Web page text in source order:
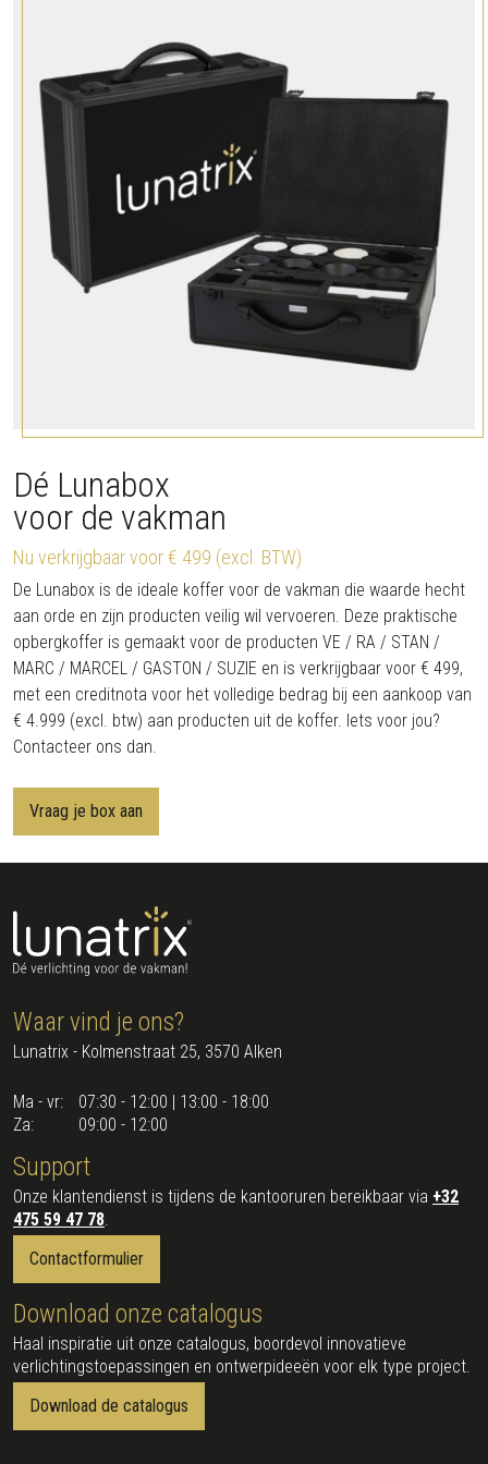
Dé Lunabox
voor de vakman
Nu verkrijgbaar voor € 499 (excl. BTW)
De Lunabox is de ideale koffer voor de vakman die waarde hecht
aan orde en zijn producten veilig wil vervoeren. Deze praktische
opbergkoffer is gemaakt voor de producten VE / RA / STAN /
MARC / MARCEL / GASTON / SUZIE en is verkrijgbaar voor € 499,
met een creditnota voor het volledige bedrag bij een aankoop van
€ 4.999 (excl. btw) aan producten uit de koffer. Iets voor jou?
Contacteer ons dan.
Vraag je box aan
Waar vind je ons?
Lunatrix - Kolmenstraat 25, 3570 Alken
Ma - vr:
07:30 - 12:00 | 13:00 - 18:00
Za:
09:00 - 12:00
Support
Onze klantendienst is tijdens de kantooruren bereikbaar via +32
475 59 47 78.
Contactformulier
Download onze catalogus
Haal inspiratie uit onze catalogus, boordevol innovatieve
verlichtingstoepassingen en ontwerpideeën voor elk type project.
Download de catalogus